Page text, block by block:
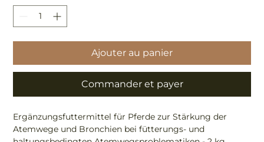
Ajouter au panier
Commander et payer
Ergänzungsfuttermittel für Pferde zur Stärkung der
Atemwege und Bronchien bei fütterungs- und